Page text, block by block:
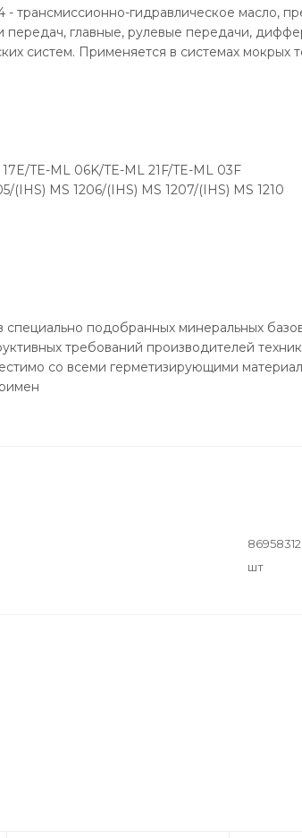
- трансмиссионно-гидравлическое масло,
передач, главные, рулевые передачи,
систем. Применяется в системах
TE-ML 06K/TE-ML 21F/TE-ML 03F
(IHS) MS 1206/(IHS) MS 1207/(IHS) MS 1210
специально подобранных минеральных
требований производителей
со всеми герметизирующими
шт